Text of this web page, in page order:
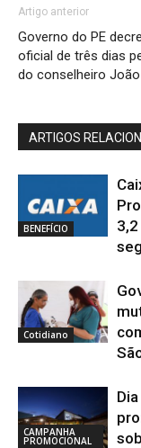
Artigo anterior
Governo do PE
oficial de três dias
do conselheiro
ARTIGOS
BENEFÍCIO
Cotidiano
CAMPANHA
PROMOCIONAL